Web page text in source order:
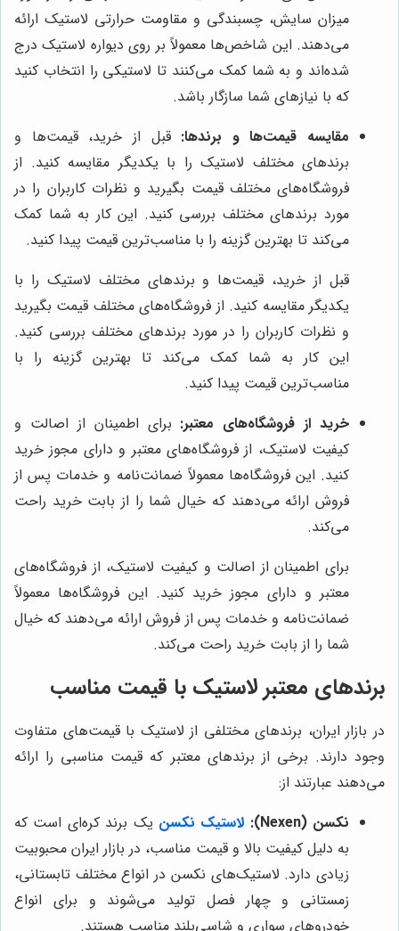
میزان سایش، چسبندگی و مقاومت حرارتی لاستیک ارائه
می‌دهند. این شاخص‌ها معمولاً بر روی دیواره لاستیک درج
شده‌اند و به شما کمک می‌کنند تا لاستیکی را انتخاب کنید
که با نیازهای شما سازگار باشد.
مقایسه قیمت‌ها و برندها: قبل از خرید، قیمت‌ها و
برندهای مختلف لاستیک را با یکدیگر مقایسه کنید. از
فروشگاه‌های مختلف قیمت بگیرید و نظرات کاربران را در
مورد برندهای مختلف بررسی کنید. این کار به شما کمک
می‌کند تا بهترین گزینه را با مناسب‌ترین قیمت پیدا کنید.
قبل از خرید، قیمت‌ها و برندهای مختلف لاستیک را با
یکدیگر مقایسه کنید. از فروشگاه‌های مختلف قیمت بگیرید
و نظرات کاربران را در مورد برندهای مختلف بررسی کنید.
این کار به شما کمک می‌کند تا بهترین گزینه را با
مناسب‌ترین قیمت پیدا کنید.
خرید از فروشگاه‌های معتبر: برای اطمینان از اصالت و
کیفیت لاستیک، از فروشگاه‌های معتبر و دارای مجوز خرید
کنید. این فروشگاه‌ها معمولاً ضمانت‌نامه و خدمات پس از
فروش ارائه می‌دهند که خیال شما را از بابت خرید راحت
می‌کند.
برای اطمینان از اصالت و کیفیت لاستیک، از فروشگاه‌های
معتبر و دارای مجوز خرید کنید. این فروشگاه‌ها معمولاً
ضمانت‌نامه و خدمات پس از فروش ارائه می‌دهند که خیال
شما را از بابت خرید راحت می‌کند.
برندهای معتبر لاستیک با قیمت مناسب
در بازار ایران، برندهای مختلفی از لاستیک با قیمت‌های متفاوت
وجود دارند. برخی از برندهای معتبر که قیمت مناسبی را ارائه
می‌دهند عبارتند از:
نکسن (Nexen):
لاستیک نکسن یک برند کره‌ای است که
به دلیل کیفیت بالا و قیمت مناسب، در بازار ایران محبوبیت
زیادی دارد. لاستیک‌های نکسن در انواع مختلف تابستانی،
زمستانی و چهار فصل تولید می‌شوند و برای انواع
خودروهای سواری و شاسی‌بلند مناسب هستند.